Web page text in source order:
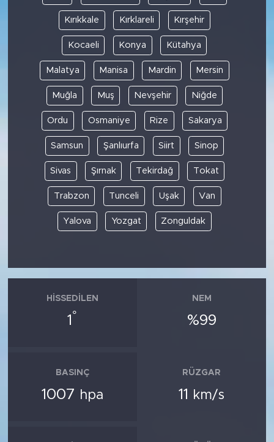
Kırıkkale Kırklareli Kırşehir
Kocaeli Konya Kütahya
Malatya Manisa Mardin Mersin
Muğla Muş Nevşehir Niğde
Ordu Osmaniye Rize Sakarya
Samsun Şanlıurfa Siirt Sinop
Sivas Şırnak Tekirdağ Tokat
Trabzon Tunceli Uşak Van
Yalova Yozgat Zonguldak
HISSEDILEN
1 °
NEM
%99
BASINÇ
1007 hpa
RÜZGAR
11 km/s